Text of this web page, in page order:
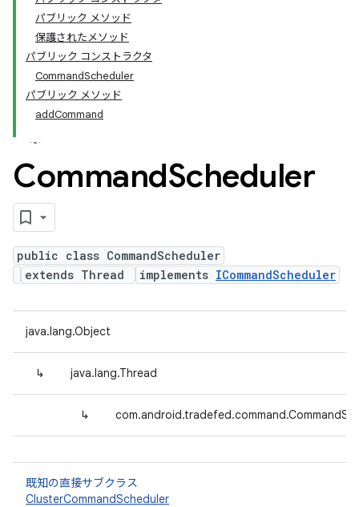
パブリック メソッド
保護されたメソッド
パブリック コンストラクタ
CommandScheduler
パブリック メソッド
addCommand
CommandScheduler
public class CommandScheduler
extends Thread
implements ICommandScheduler
java.lang.Object
↳ java.lang.Thread
↳
既知の直接サブクラス
ClusterCommandScheduler